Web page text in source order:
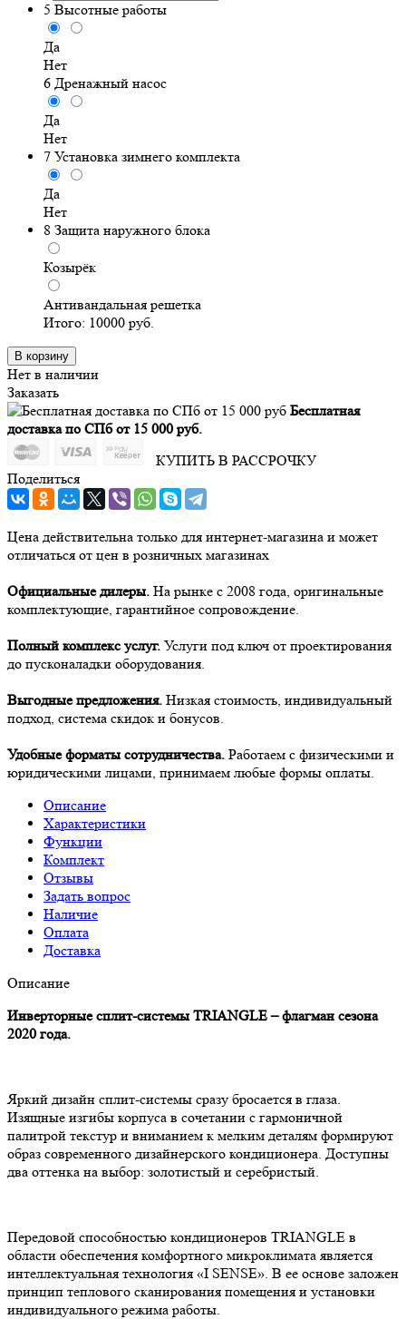
5 Высотные работы
Да
Нет
6 Дренажный насос
Да
Нет
7 Установка зимнего комплекта
Да
Нет
8 Защита наружного блока
Козырёк
Антивандальная решетка
Итого: 10000 руб.
В корзину
Нет в наличии
Заказать
Бесплатная
доставка по СПб от 15 000 руб.
КУПИТЬ В РАССРОЧКУ
Поделиться
Цена действительна только для интернет-магазина и может
отличаться от цен в розничных магазинах
Официальные дилеры. На рынке с 2008 года, оригинальные
комплектующие, гарантийное сопровождение.
Полный комплекс услуг. Услуги под ключ от проектирования
до пусконаладки оборудования.
Выгодные предложения. Низкая стоимость, индивидуальный
подход, система скидок и бонусов.
Удобные форматы сотрудничества. Работаем с физическими и
юридическими лицами, принимаем любые формы оплаты.
Описание
Характеристики
Функции
Комплект
Отзывы
Задать вопрос
Наличие
Оплата
Доставка
Описание
Инверторные сплит-системы TRIANGLE – флагман сезона
2020 года.
Яркий дизайн сплит-системы сразу бросается в глаза.
Изящные изгибы корпуса в сочетании с гармоничной
палитрой текстур и вниманием к мелким деталям формируют
образ современного дизайнерского кондиционера. Доступны
два оттенка на выбор: золотистый и серебристый.
Передовой способностью кондиционеров TRIANGLE в
области обеспечения комфортного микроклимата является
интеллектуальная технология «I SENSE». В ее основе заложен
принцип теплового сканирования помещения и установки
индивидуального режима работы.